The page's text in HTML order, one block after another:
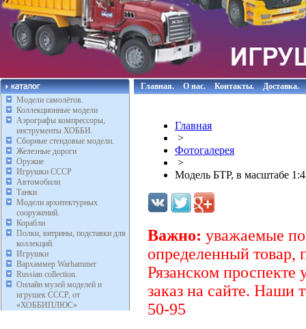
Модели самолётов.
Коллекционные модели
Аэрографы компрессоры,
инструменты ХОББИ.
Сборные стендовые модели.
Железные дороги
Оружие
Игрушки СССР
Автомобили
Танки
Модели архитектурных
сооружений.
Корабли
Полки, витрины, подставки для
коллекций.
Игрушки
Вархаммер Warhammer
Russian collection.
Онлайн музей моделей и
игрушек СССР, от
«ХОББИПЛЮС»
Главная. О нас. Контакты. Доставка.
Главная
>
Фотогалерея
>
Модель БТР, в масштабе
Важно: уважаемые
определенный товар,
Рязанском проспекте
заказ на сайте. Наши
50-95